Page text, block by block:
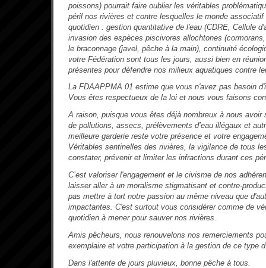
poissons) pourrait faire oublier les véritables
péril nos rivières et contre lesquelles le monde
quotidien : gestion quantitative de l'eau (CDRE, Cellule
invasion des espèces piscivores allochtones
le braconnage (javel, pêche à la main), continuité
votre Fédération sont tous les jours, aussi bien en
présentes pour défendre nos milieux aquatiques contre
La FDAAPPMA 01 estime que vous n'avez pas besoin
Vous êtes respectueux de la loi et nous vous faisons
A raison, puisque vous êtes déjà nombreux à nous avoir
de pollutions, assecs, prélèvements d’eau illégaux et
meilleure garderie reste votre présence et votre
Véritables sentinelles des rivières, la vigilance de tous
constater, prévenir et limiter les infractions durant ces
C’est valoriser l'engagement et le civisme de nos
laisser aller à un moralisme stigmatisant et contre-
pas mettre à tort notre passion au même niveau que
impactantes. C'est surtout vous considérer comme de
quotidien à mener pour sauver nos rivières.
Amis pêcheurs, nous renouvelons nos remerciements
exemplaire et votre participation à la gestion de ce type
Dans l'attente de jours pluvieux, bonne pêche à tous.